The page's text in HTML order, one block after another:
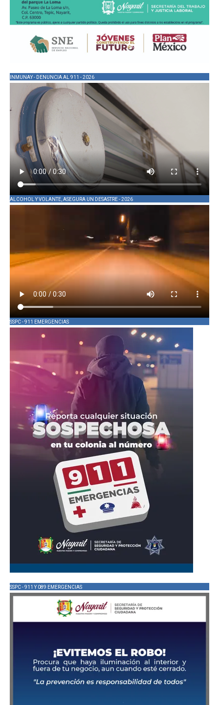
INMUNAY - DENUNCIA AL 911 - 2026
ALCOHOL Y VOLANTE, ASEGURA UN DESASTRE - 2026
SSPC - 911 EMERGENCIAS
SSPC - 911 Y 089 EMERGENCIAS